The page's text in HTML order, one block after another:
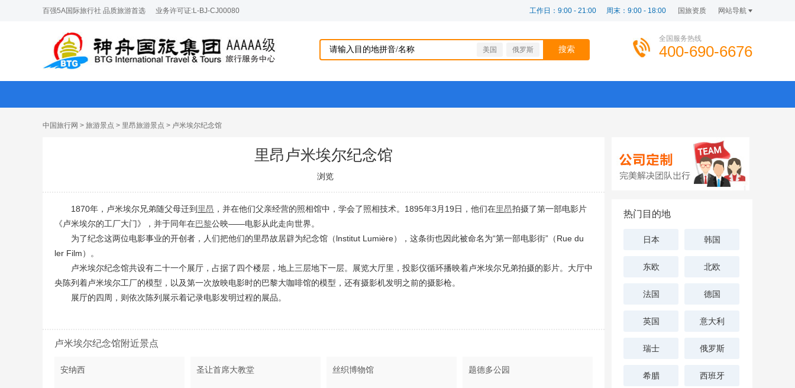
百强5A国际旅行社 品质旅游首选 业务许可证:L-BJ-CJ00080 网站导航
国旅资质
工作日：9:00 - 21:00 周末：9:00 - 18:00
美国 俄罗斯
全国服务热线
400-690-6676
中国旅行网 > 旅游景点 > 里昂旅游景点 > 卢米埃尔纪念馆
里昂卢米埃尔纪念馆
浏览
1870年，卢米埃尔兄弟随父母迁到 里昂 ，并在他们父亲经营的照相馆中，学会了照相技术。1895年3月19日，他们在里昂拍摄了第一部电影片
《卢米埃尔的工厂大门》，并于同年在巴黎公映——电影从此走向世界。
为了纪念这两位电影事业的开创者，人们把他们的里昂故居辟为纪念馆（lnstitut Lumière），这条街也因此被命名为“第一部电影街”（Rue du
ler Film）。
卢米埃尔纪念馆共设有二十一个展厅，占据了四个楼层，地上三层地下一层。展览大厅里，投影仪循环播映着卢米埃尔兄弟拍摄的影片。大厅中
央陈列着卢米埃尔工厂的模型，以及第一次放映电影时的巴黎大咖啡馆的模型，还有摄影机发明之前的摄影枪。
展厅的四周，则依次陈列展示着记录电影发明过程的展品。
卢米埃尔纪念馆附近景点
安纳西 圣让首席大教堂 丝织博物馆 题德多公园
热门目的地
日本 韩国
东欧 北欧
法国 德国
英国 意大利
瑞士 俄罗斯
希腊 西班牙